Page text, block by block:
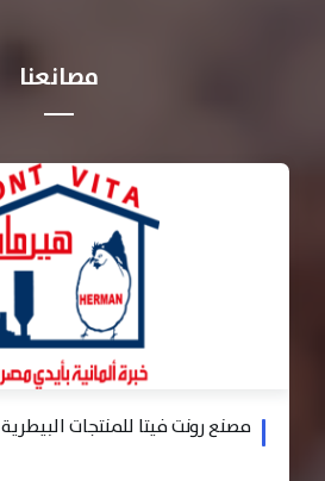
مصانعنا
مصنع رونت فيتا للمنتجات البيطرية